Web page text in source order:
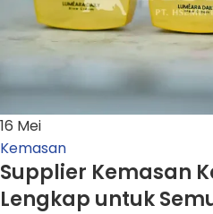
16 Mei
Kemasan
Supplier Kemasan
Lengkap untuk